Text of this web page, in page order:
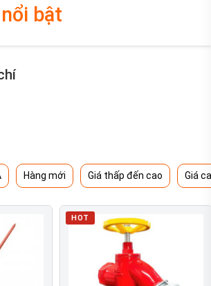
bật
Hàng mới Giá thấp đến cao Giá
HOT